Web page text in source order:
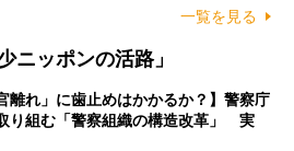
一覧を見る
ニッポンの活路」
離れ」に歯止めはかかるか？】警察庁
り組む「警察組織の構造改革」 実